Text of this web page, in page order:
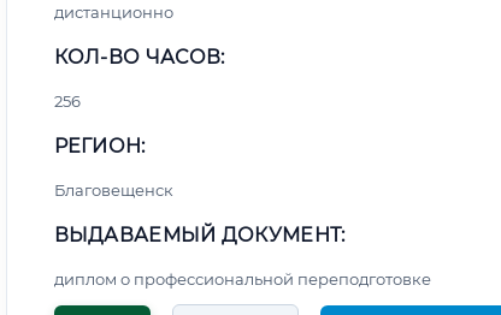
дистанционно
КОЛ-ВО ЧАСОВ:
256
РЕГИОН:
Благовещенск
ВЫДАВАЕМЫЙ ДОКУМЕНТ:
диплом о профессиональной переподготовке